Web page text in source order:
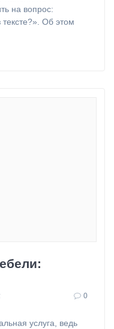
на вопрос:
Об этом
0
услуга, ведь